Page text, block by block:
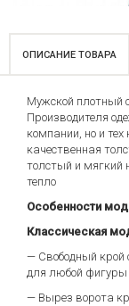
ОПИСАНИЕ ТОВАРА
Мужской плотный
Производителя
компании, но и
качественная
толстый и мягкий
тепло
Особенности
Классическая
— Свободный крой
для любой фигуры
— Вырез ворота